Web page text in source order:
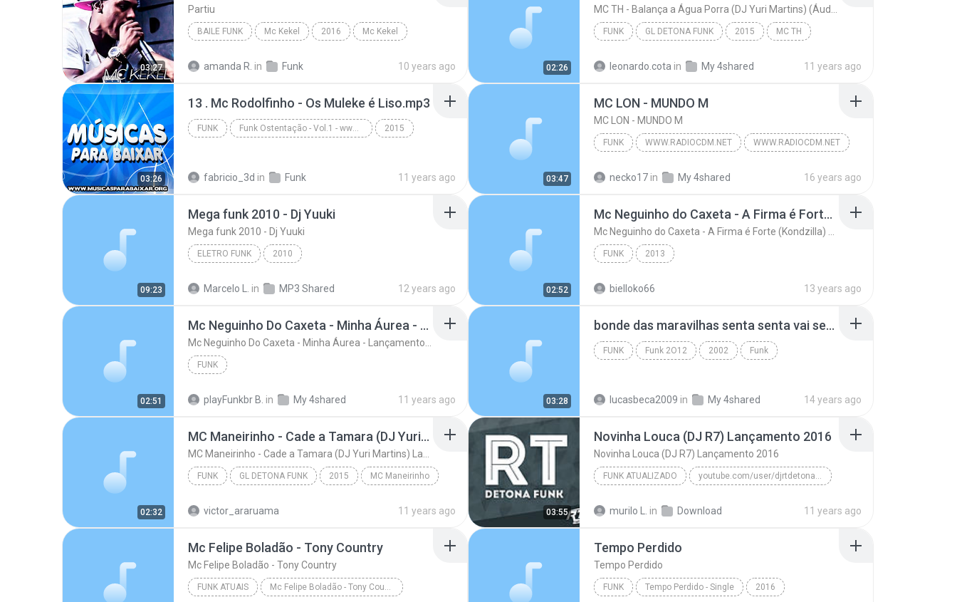
03:27
Partiu
BAILE FUNK Mc Kekel 2016 Mc Kekel
amanda R. in Funk 10 years ago 02:26
FUNK GL DETONA FUNK 2015 MC TH
leonardo.cota in My 4shared 11 years ago
03:26
13 . Mc Rodolfinho - Os Muleke é Liso.mp3
FUNK Funk Ostentação - Vol.1 - www.musicasparabaixar.org 2015
fabricio_3d in Funk 11 years ago 03:47
MC LON - MUNDO M
MC LON - MUNDO M
FUNK WWW.RADIOCDM.NET WWW.RADIOCDM.NET
necko17 in My 4shared 16 years ago
09:23
Mega funk 2010 - Dj Yuuki
Mega funk 2010 - Dj Yuuki
ELETRO FUNK 2010
Marcelo L. in MP3 Shared 12 years ago 02:52
Mc Neguinho do Caxeta - A Firma é Forte (Kondzilla) Lançamento 2013
FUNK 2013
bielloko66 13 years ago
02:51
Mc Neguinho Do Caxeta - Minha Áurea - Lançamento 2015
FUNK
playFunkbr B. in My 4shared 11 years ago 03:28
bonde das maravilhas senta senta vai senta.mp3
FUNK Funk 2O12 2002 Funk
lucasbeca2009 in My 4shared 14 years ago
02:32
MC Maneirinho - Cade a Tamara (DJ Yuri Martins) Lançamento Oficial 2015
FUNK GL DETONA FUNK 2015 MC Maneirinho
victor_araruama 11 years ago 03:55
Novinha Louca (DJ R7) Lançamento 2016
Novinha Louca (DJ R7) Lançamento 2016
FUNK ATUALIZADO youtube.com/user/djrtdetonafunk
murilo L. in Download 11 years ago
Mc Felipe Boladão - Tony Country
Mc Felipe Boladão - Tony Country
FUNK ATUAIS Mc Felipe Boladão - Tony Country
Tempo Perdido
Tempo Perdido
FUNK Tempo Perdido - Single 2016